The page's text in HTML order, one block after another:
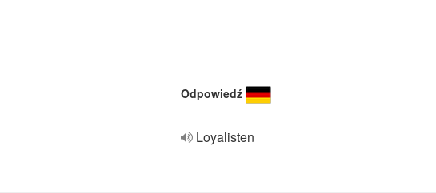
Odpowiedź
Loyalisten